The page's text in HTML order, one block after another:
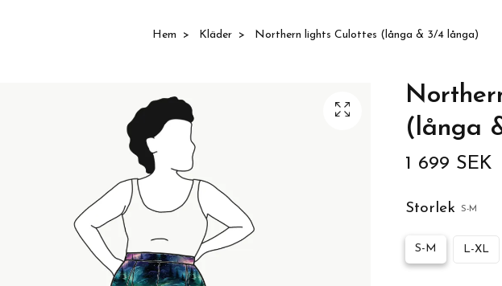
Hem Kläder Northern lights Culottes (långa & 3/4 långa)
(långa
1 699 SEK
Storlek S-M
S-M L-XL